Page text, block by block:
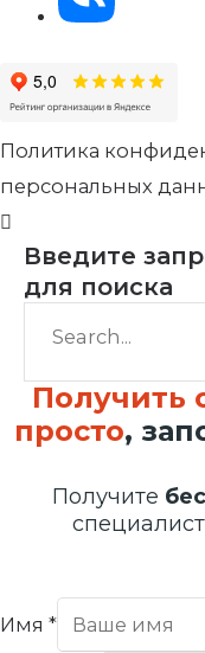
Политика
персональных
Введите
для поиска
Получить
просто,
Получите
Имя *